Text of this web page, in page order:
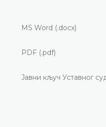
MS Word (.docx)
PDF (.pdf)
Јавни кључ Уставног